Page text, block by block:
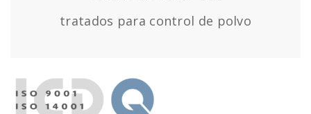
tratados para control de polvo